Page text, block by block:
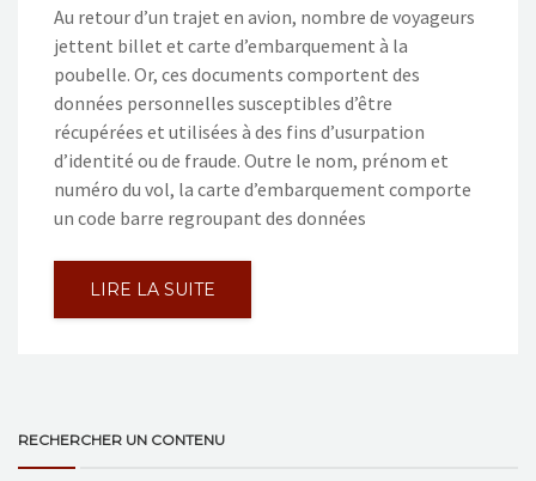
Au retour d’un trajet en avion, nombre de voyageurs
jettent billet et carte d’embarquement à la
poubelle. Or, ces documents comportent des
données personnelles susceptibles d’être
récupérées et utilisées à des fins d’usurpation
d’identité ou de fraude. Outre le nom, prénom et
numéro du vol, la carte d’embarquement comporte
un code barre regroupant des données
LIRE LA SUITE
RECHERCHER UN CONTENU